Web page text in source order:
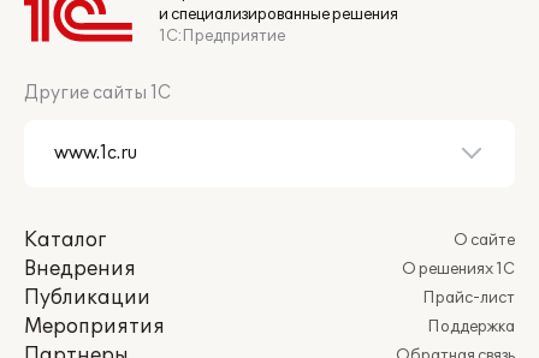
и специализированные решения
1С:Предприятие
Другие сайты 1С
Каталог
Внедрения
Публикации
Мероприятия
О сайте
О решениях 1С
Прайс-лист
Поддержка